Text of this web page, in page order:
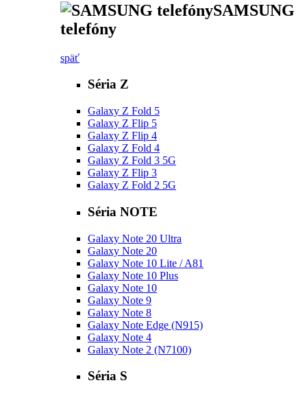
SAMSUNG
telefóny
späť
Séria Z
Galaxy Z Fold 5
Galaxy Z Flip 5
Galaxy Z Flip 4
Galaxy Z Fold 4
Galaxy Z Fold 3 5G
Galaxy Z Flip 3
Galaxy Z Fold 2 5G
Séria NOTE
Galaxy Note 20 Ultra
Galaxy Note 20
Galaxy Note 10 Lite / A81
Galaxy Note 10 Plus
Galaxy Note 10
Galaxy Note 9
Galaxy Note 8
Galaxy Note Edge (N915)
Galaxy Note 4
Galaxy Note 2 (N7100)
Séria S